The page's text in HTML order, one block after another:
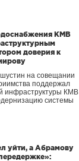
КМВ
доверия к
на совещании
поддержал
инфраструктуры КМВ
системы
уйти, а Абрамову